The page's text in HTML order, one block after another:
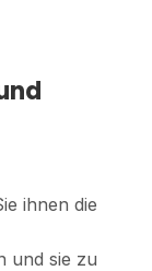
ihnen die
und sie zu